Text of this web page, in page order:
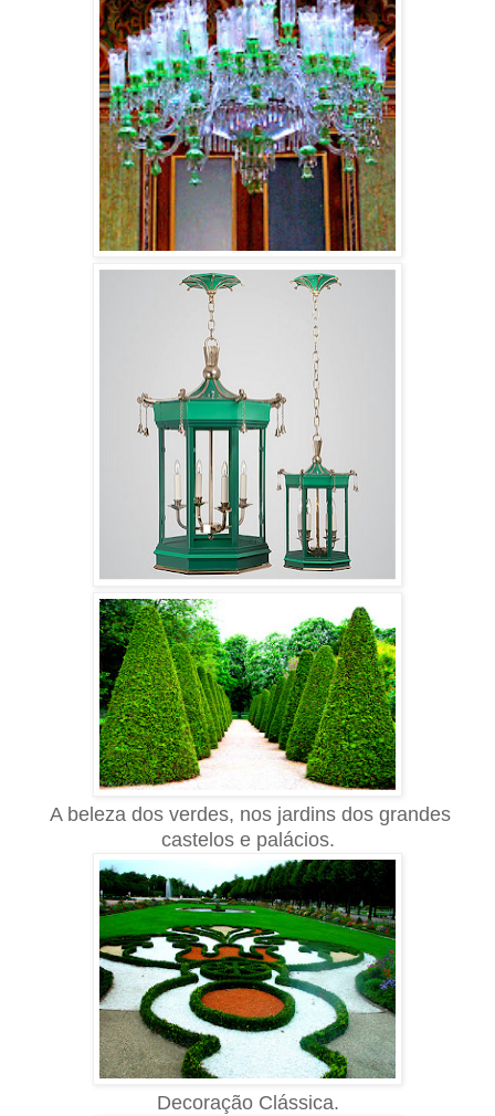
A beleza dos verdes, nos jardins dos grandes
castelos e palácios.
Decoração Clássica.